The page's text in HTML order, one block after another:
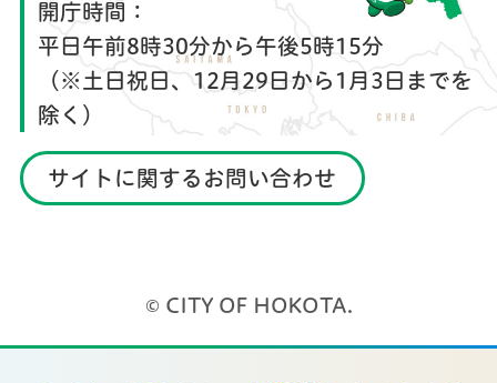
開庁時間：
平日午前8時30分から午後5時15分
（※土日祝日、12月29日から1月3日までを
除く）
サイトに関するお問い合わせ
© CITY OF HOKOTA.